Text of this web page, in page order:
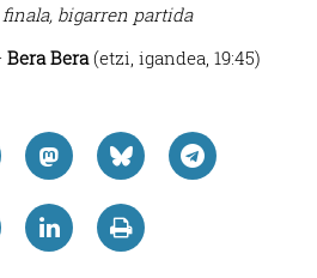
bigarren partida
Bera Bera(etzi, igandea, 19:45)